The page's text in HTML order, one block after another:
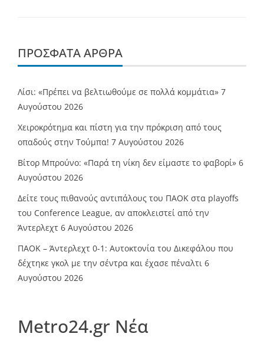
ΠΡΌΣΦΑΤΑ ΆΡΘΡΑ
Λίσι: «Πρέπει να βελτιωθούμε σε πολλά κομμάτια» 7
Αυγούστου 2026
Χειροκρότημα και πίστη για την πρόκριση από τους
οπαδούς στην Τούμπα! 7 Αυγούστου 2026
Βίτορ Μπρούνο: «Παρά τη νίκη δεν είμαστε το φαβορί» 6
Αυγούστου 2026
Δείτε τους πιθανούς αντιπάλους του ΠΑΟΚ στα playoffs
του Conference League, αν αποκλειστεί από την
Άντερλεχτ 6 Αυγούστου 2026
ΠΑΟΚ – Άντερλεχτ 0-1: Αυτοκτονία του Δικεφάλου που
δέχτηκε γκολ με την σέντρα και έχασε πέναλτι 6
Αυγούστου 2026
Metro24.gr Νέα